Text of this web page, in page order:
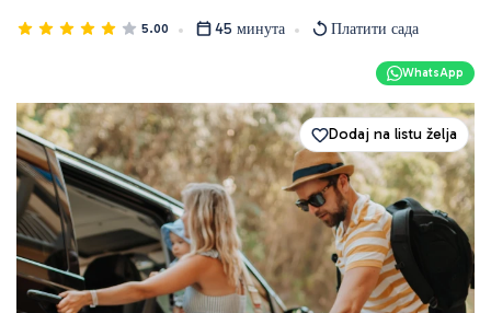
5.00 45 минута Платити сада
WhatsApp
Dodaj na listu želja